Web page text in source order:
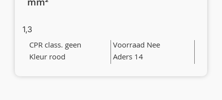
mm²
1,3
CPR class. geen
Voorraad Nee
Kleur rood
Aders 14